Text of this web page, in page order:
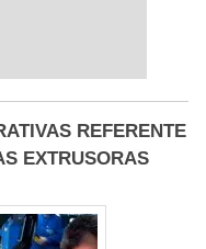
REFERENTE
EXTRUSORAS